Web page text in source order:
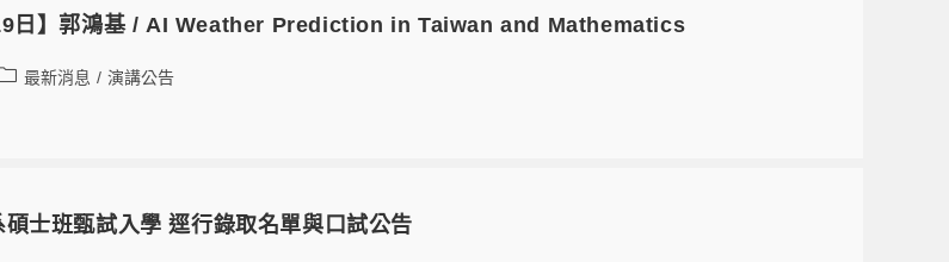
日】郭鴻基 / AI Weather Prediction in Taiwan and Mathematics
最新消息 / 演講公告
士班甄試入學 逕行錄取名單與口試公告